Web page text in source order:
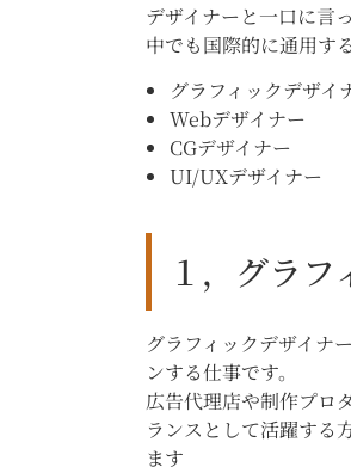
デザイナーと一口に言
中でも国際的に通用す
グラフィックデザイ
Webデザイナー
CGデザイナー
UI/UXデザイナー
１，グラフ
グラフィックデザイナ
ンする仕事です。
広告代理店や制作プロ
ランスとして活躍する
ます